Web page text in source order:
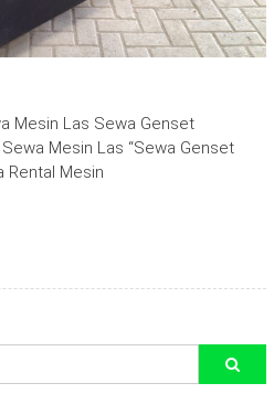
Mesin Las Sewa Genset
Mesin Las “Sewa Genset
Rental Mesin